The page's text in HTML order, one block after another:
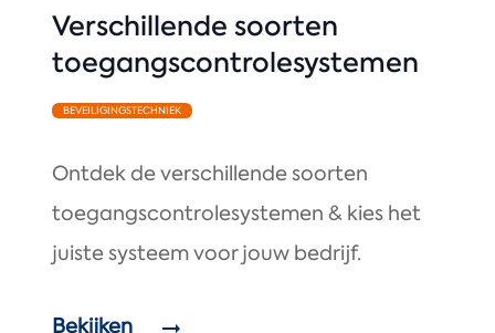
Verschillende soorten
toegangscontrolesystemen
BEVEILIGINGSTECHNIEK
Ontdek de verschillende soorten
toegangscontrolesystemen & kies het
juiste systeem voor jouw bedrijf.
Bekijken